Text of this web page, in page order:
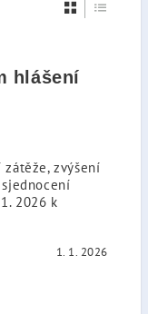
hlášení
zvýšení
2026 k
1. 1. 2026